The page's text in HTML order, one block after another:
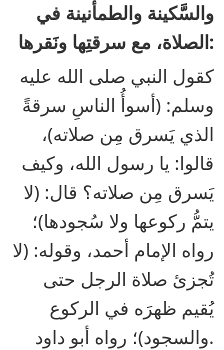
والسَّكينة والطمأنينة في
الصلاة، مع سرقتِها ونَقرها:
كقول النبي صلى الله عليه
وسلم: (أسوأُ الناسِ سرقةً
الذي يَسرق مِن صلاته)،
قالوا: يا رسول الله، وكيف
يَسرق مِن صلاته؟ قال: (لا
يتمُّ ركوعها ولا سُجودها)؛
رواه الإمام أحمد، وقوله: (لا
تُجزئ صلاة الرجل حتى
يُقيم ظهرَه في الركوع
والسجود)؛ رواه أبو داود.